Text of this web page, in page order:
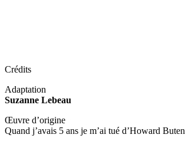
Crédits
Adaptation
Suzanne Lebeau
Œuvre d’origine
Quand j’avais 5 ans je m’ai tué d’Howard Buten